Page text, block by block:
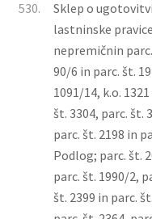
530.
Sklep o
lastninske
nepremičnin
90/6 in parc. št.
1091/14, k.o.
št. 3304, parc. št.
parc. št. 2198 in
Podlog; parc. št.
parc. št. 1990/2,
št. 2399 in parc.